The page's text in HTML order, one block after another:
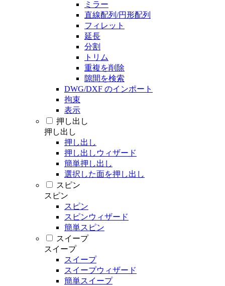
ミラー
直線配列/円形配列
フィレット
延長
分割
トリム
重複を削除
隙間を検索
DWG/DXF のインポート
拘束
表示
押し出し
押し出し
押し出し
押し出しウィザード
簡単押し出し
選択した面を押し出し
スピン
スピン
スピン
スピンウィザード
簡単スピン
スイープ
スイープ
スイープ
スイープウィザード
簡単スイープ